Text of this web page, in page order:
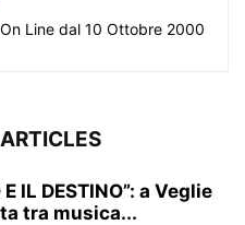
Line dal 10 Ottobre 2000
E IL DESTINO”: a Veglie
tra musica...